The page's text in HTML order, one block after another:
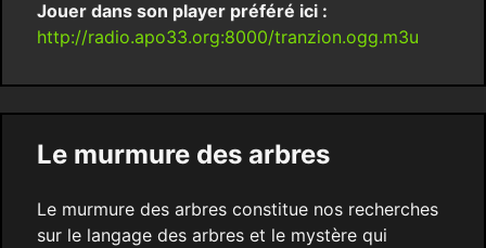
Jouer dans son player préféré ici :
http://radio.apo33.org:8000/tranzion.ogg.m3u
Le murmure des arbres
Le murmure des arbres constitue nos recherches
sur le langage des arbres et le mystère qui